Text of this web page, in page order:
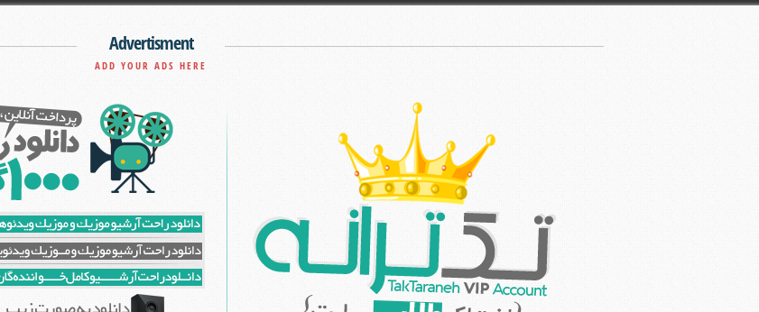
Advertisment
ADD YOUR ADS HERE